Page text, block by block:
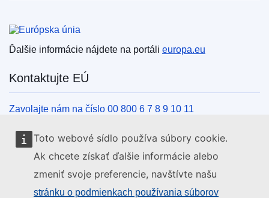
Toto webové sídlo používa súbory cookie.
Ak chcete získať ďalšie informácie alebo
zmeniť svoje preferencie, navštívte našu
stránku o podmienkach používania súborov
Ďalšie informácie nájdete na portáli europa.eu
Kontaktujte EÚ
Zavolajte nám na číslo 00 800 6 7 8 9 10 11
Iné spôsoby, ako nás kontaktovať telefonicky
Napíšte nám cez kontaktný formulár
Navštívte nás v niektorom z centier EÚ